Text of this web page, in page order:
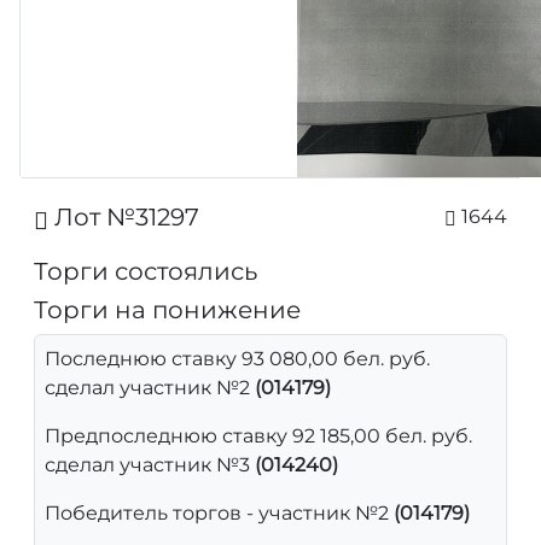
Лот №31297 1644
Торги состоялись
Торги на понижение
Последнюю ставку 93 080,00 бел. руб.
сделал участник №2 (014179)
Предпоследнюю ставку 92 185,00 бел. руб.
сделал участник №3 (014240)
Победитель торгов - участник №2 (014179)